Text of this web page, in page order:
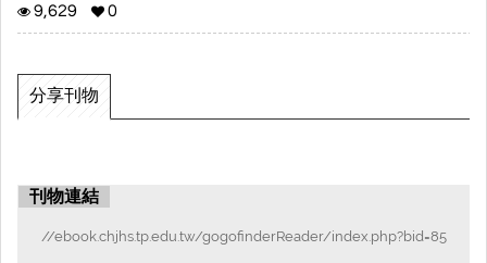
掌握媒體，就等於掌握了全世界
9,629 0
分享刊物
刊物連結
//ebook.chjhs.tp.edu.tw/gogofinderReader/index.php?bid=85